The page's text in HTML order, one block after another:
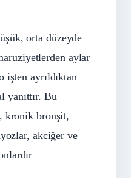
orta düzeyde
aylar
işten ayrıldıktan
yanıttır. Bu
kronik bronşit,
akciğer ve